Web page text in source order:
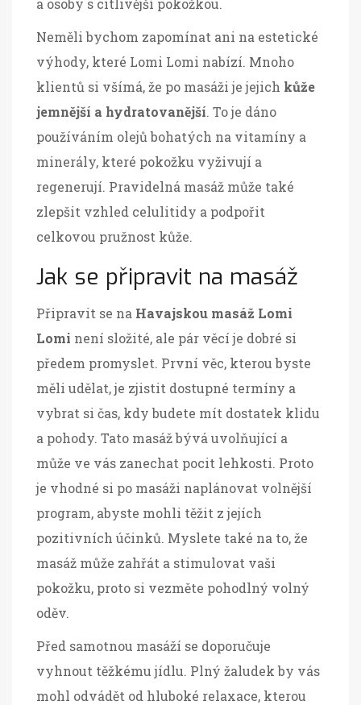
a osoby s citlivější pokožkou.
Neměli bychom zapomínat ani na estetické
výhody, které Lomi Lomi nabízí. Mnoho
klientů si všímá, že po masáži je jejich kůže
jemnější a hydratovanější. To je dáno
používáním olejů bohatých na vitamíny a
minerály, které pokožku vyživují a
regenerují. Pravidelná masáž může také
zlepšit vzhled celulitidy a podpořit
celkovou pružnost kůže.
Jak se připravit na masáž
Připravit se na Havajskou masáž Lomi
Lomi není složité, ale pár věcí je dobré si
předem promyslet. První věc, kterou byste
měli udělat, je zjistit dostupné termíny a
vybrat si čas, kdy budete mít dostatek klidu
a pohody. Tato masáž bývá uvolňující a
může ve vás zanechat pocit lehkosti. Proto
je vhodné si po masáži naplánovat volnější
program, abyste mohli těžit z jejích
pozitivních účinků. Myslete také na to, že
masáž může zahřát a stimulovat vaši
pokožku, proto si vezměte pohodlný volný
oděv.
Před samotnou masáží se doporučuje
vyhnout těžkému jídlu. Plný žaludek by vás
mohl odvádět od hluboké relaxace, kterou